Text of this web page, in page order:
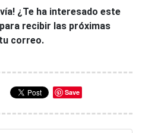
¿Te ha interesado este
para recibir las próximas
correo.
Save